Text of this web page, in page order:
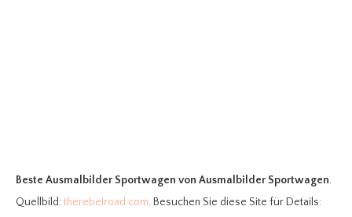
Beste Ausmalbilder Sportwagen von Ausmalbilder Sportwagen.
Quellbild:therebelroad.com. Besuchen Sie diese Site für Details: